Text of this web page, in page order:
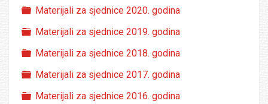
Folder
Materijali za sjednice 2020. godina
Folder
Materijali za sjednice 2019. godina
Folder
Materijali za sjednice 2018. godina
Folder
Materijali za sjednice 2017. godina
Folder
Materijali za sjednice 2016. godina